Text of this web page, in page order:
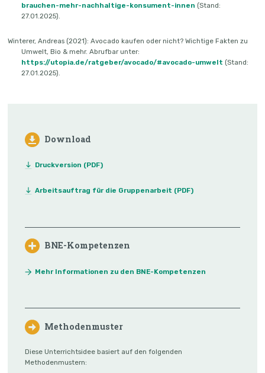
brauchen-mehr-nachhaltige-konsument-innen (Stand:
27.01.2025).
Winterer, Andreas (2021): Avocado kaufen oder nicht? Wichtige Fakten zu
Umwelt, Bio & mehr. Abrufbar unter:
https://utopia.de/ratgeber/avocado/#avocado-umwelt (Stand:
27.01.2025).
Download
Druckversion (PDF)
Arbeitsauftrag für die Gruppenarbeit (PDF)
BNE-Kompetenzen
Mehr Informationen zu den BNE-Kompetenzen
Methodenmuster
Diese Unterrichtsidee basiert auf den folgenden
Methodenmustern: